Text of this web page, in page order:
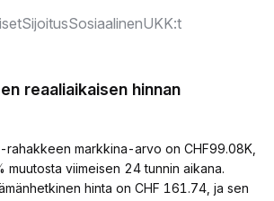
SijoitusSosiaalinenUKK:t
reaaliaikaisen hinnan
markkina-arvo on CHF99.08K,
muutosta viimeisen 24 tunnin aikana.
hinta on CHF 161.74, ja sen